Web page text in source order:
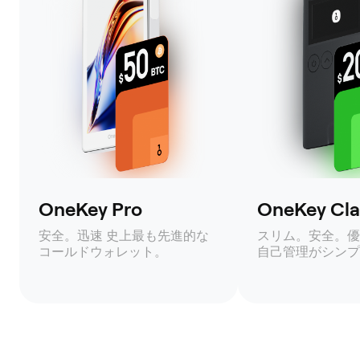
OneKey Pro
安全。迅速 史上最も先進的な
コールドウォレット。
OneKey
スリム。安全。
自己管理がシン